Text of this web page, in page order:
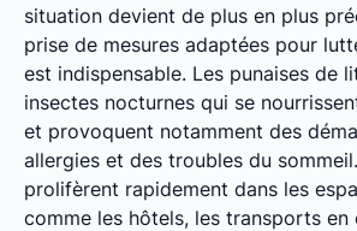
situation devient de plus en plus
prise de mesures adaptées pour
est indispensable. Les punaises de
insectes nocturnes qui se
et provoquent notamment des
allergies et des troubles du
prolifèrent rapidement dans les
comme les hôtels, les transports en